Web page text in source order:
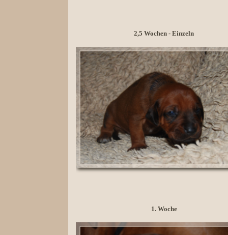
2,5 Wochen - Einzeln
1. Woche